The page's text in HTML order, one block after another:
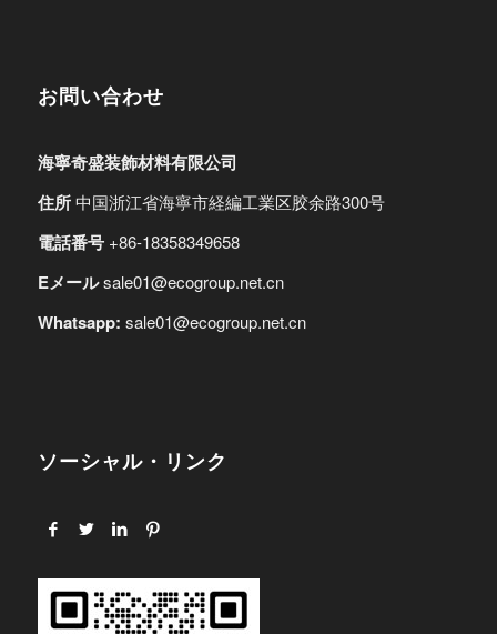
お問い合わせ
海寧奇盛装飾材料有限公司
住所中国浙江省海寧市経編工業区胶余路300号
電話番号+86-18358349658
Eメール sale01@ecogroup.net.cn
Whatsapp: sale01@ecogroup.net.cn
ソーシャル・リンク